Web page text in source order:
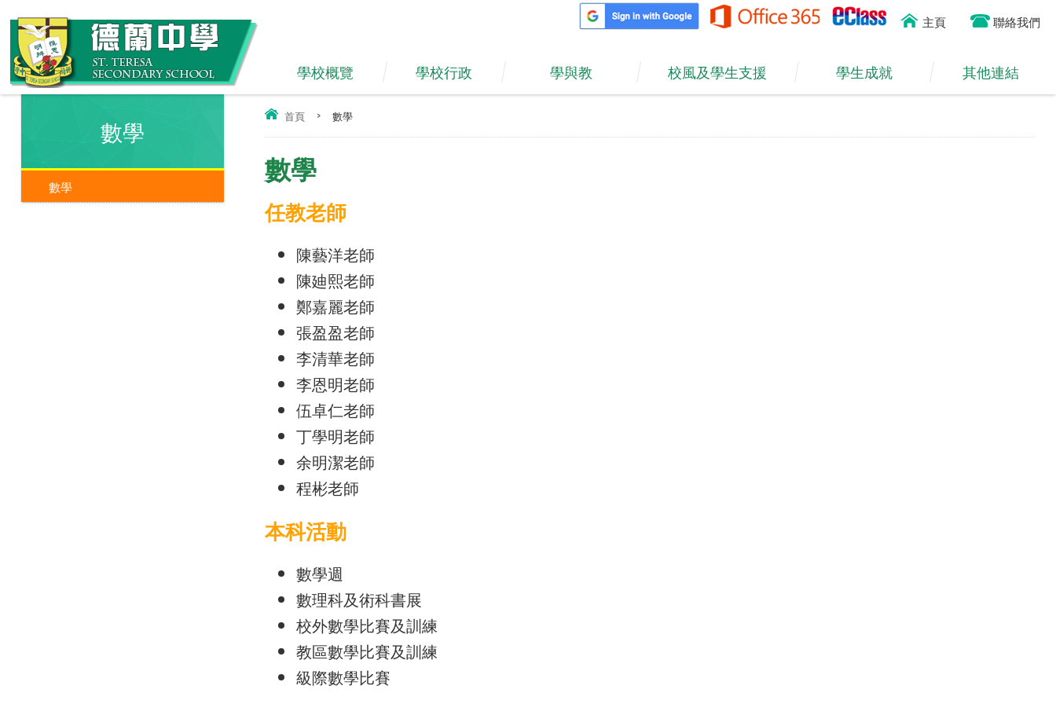
主頁 聯絡我們
學校概覽 學校行政 學與教 校風及學生支援 學生成就 其他連結
首頁 > 數學
數學
任教老師
陳藝洋老師
陳廸熙老師
鄭嘉麗老師
張盈盈老師
李清華老師
李恩明老師
伍卓仁老師
丁學明老師
余明潔老師
程彬老師
本科活動
數學週
數理科及術科書展
校外數學比賽及訓練
教區數學比賽及訓練
級際數學比賽
數學
數學